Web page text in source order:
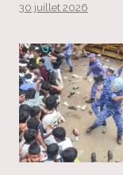
30 juillet 2026